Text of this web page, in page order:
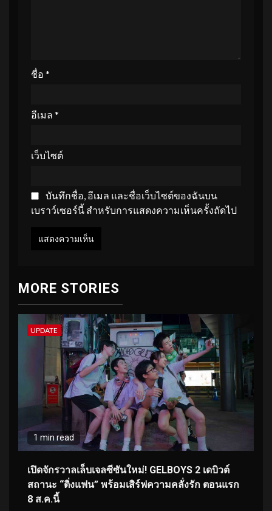
ชื่อ *
อีเมล *
เว็บไซต์
บันทึกชื่อ, อีเมล และชื่อเว็บไซต์ของฉันบน
เบราว์เซอร์นี้ สำหรับการแสดงความเห็นครั้งถัดไป
MORE STORIES
UPDATE
1 min read
เปิดจักรวาลเล็บเจลซีซันใหม่! GELBOYS 2 เดบิวต์
สถานะ “ติ่งแฟน” พร้อมเสิร์ฟความคลั่งรัก ตอนแรก
8 ส.ค.นี้